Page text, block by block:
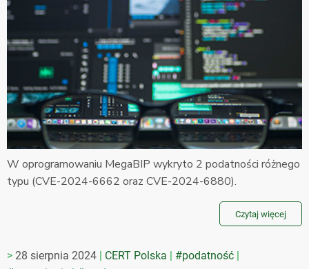
W oprogramowaniu MegaBIP wykryto 2 podatności różnego
typu (CVE-2024-6662 oraz CVE-2024-6880).
Czytaj więcej
28 sierpnia 2024 CERT Polska
#podatność